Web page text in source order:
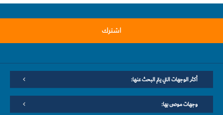
اشترك
أكثر الوجهات التي يتم البحث عنها:
وجهات موصى بها: